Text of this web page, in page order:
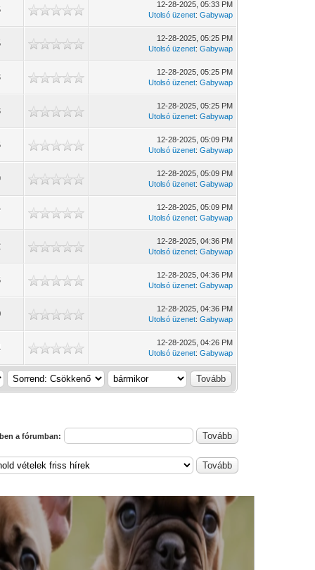
12-28-2025, 05:33 PM
Utolsó üzenet:Gabywap
12-28-2025, 05:25 PM
Utolsó üzenet:Gabywap
12-28-2025, 05:25 PM
Utolsó üzenet:Gabywap
12-28-2025, 05:25 PM
Utolsó üzenet:Gabywap
12-28-2025, 05:09 PM
Utolsó üzenet:Gabywap
12-28-2025, 05:09 PM
Utolsó üzenet:Gabywap
12-28-2025, 05:09 PM
Utolsó üzenet:Gabywap
12-28-2025, 04:36 PM
Utolsó üzenet:Gabywap
12-28-2025, 04:36 PM
Utolsó üzenet:Gabywap
12-28-2025, 04:36 PM
Utolsó üzenet:Gabywap
12-28-2025, 04:26 PM
Utolsó üzenet:Gabywap
a fórumban: